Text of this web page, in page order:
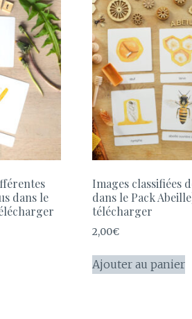
dans le
Images classifiées
dans le Pack
télécharger
2,00€
Ajouter au panier